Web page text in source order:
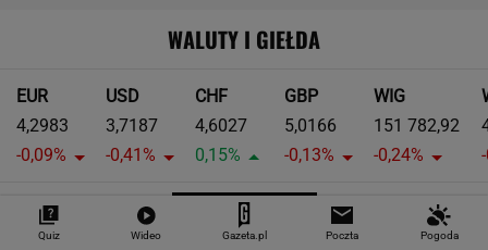
WALUTY I GIEŁDA
EUR
4,2983
-0,09%
USD
3,7187
-0,41%
CHF
4,6027
0,15%
GBP
5,0166
-0,13%
WIG
151 782,92
-0,24%
SPRAWDŹ NOTOWANIA
Quiz Wideo Gazeta.pl Poczta Pogoda